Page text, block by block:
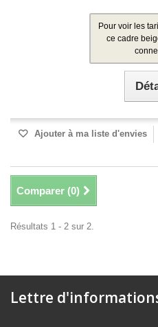
Pour voir les
ce cadre
Ajouter à ma liste d'envies
Comparer (0)
Résultats 1 - 2 sur 2.
Lettre